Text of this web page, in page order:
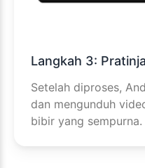
Langkah 3:
Setelah diproses,
dan mengunduh
bibir yang sempurna.